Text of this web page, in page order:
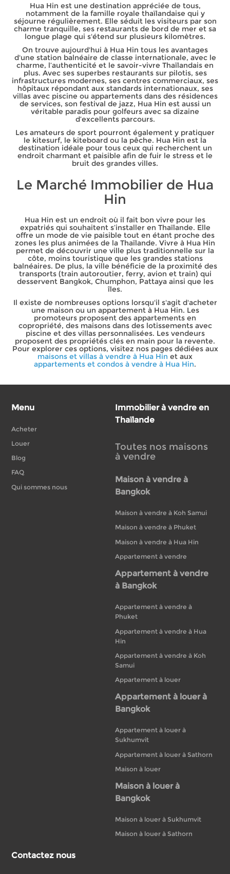
Hua Hin est une destination appréciée de tous,
notamment de la famille royale thaïlandaise qui y
séjourne régulièrement. Elle séduit les visiteurs par son
charme tranquille, ses restaurants de bord de mer et sa
longue plage qui s'étend sur plusieurs kilomètres.
On trouve aujourd'hui à Hua Hin tous les avantages
d'une station balnéaire de classe internationale, avec le
charme, l’authenticité et le savoir-vivre Thaïlandais en
plus. Avec ses superbes restaurants sur pilotis, ses
infrastructures modernes, ses centres commerciaux, ses
hôpitaux répondant aux standards internationaux, ses
villas avec piscine ou appartements dans des résidences
de services, son festival de jazz, Hua Hin est aussi un
véritable paradis pour golfeurs avec sa dizaine
d’excellents parcours.
Les amateurs de sport pourront également y pratiquer
le kitesurf, le kiteboard ou la pêche. Hua Hin est la
destination idéale pour tous ceux qui recherchent un
endroit charmant et paisible afin de fuir le stress et le
bruit des grandes villes.
Le Marché Immobilier de Hua
Hin
Hua Hin est un endroit où il fait bon vivre pour les
expatriés qui souhaitent s’installer en Thaïlande. Elle
offre un mode de vie paisible tout en étant proche des
zones les plus animées de la Thaïlande. Vivre à Hua Hin
permet de découvrir une ville plus traditionnelle sur la
côte, moins touristique que les grandes stations
balnéaires. De plus, la ville bénéficie de la proximité des
transports (train autoroutier, ferry, avion et train) qui
desservent Bangkok, Chumphon, Pattaya ainsi que les
îles.
Il existe de nombreuses options lorsqu'il s'agit d'acheter
une maison ou un appartement à Hua Hin. Les
promoteurs proposent des appartements en
copropriété, des maisons dans des lotissements avec
piscine et des villas personnalisées. Les vendeurs
proposent des propriétés clés en main pour la revente.
Pour explorer ces options, visitez nos pages dédiées aux
maisons et villas à vendre à Hua Hin et aux
appartements et condos à vendre à Hua Hin.
Menu
Acheter
Louer
Blog
FAQ
Qui sommes nous
Immobilier à vendre en
Thaïlande
Toutes nos maisons
à vendre
Maison à vendre à
Bangkok
Maison à vendre à Koh Samui
Maison à vendre à Phuket
Maison à vendre à Hua Hin
Appartement à vendre
Appartement à vendre
à Bangkok
Appartement à vendre à
Phuket
Appartement à vendre à Hua
Hin
Appartement à vendre à Koh
Samui
Appartement à louer
Appartement à louer à
Bangkok
Appartement à louer à
Sukhumvit
Appartement à louer à Sathorn
Maison à louer
Maison à louer à
Bangkok
Maison à louer à Sukhumvit
Maison à louer à Sathorn
Contactez nous